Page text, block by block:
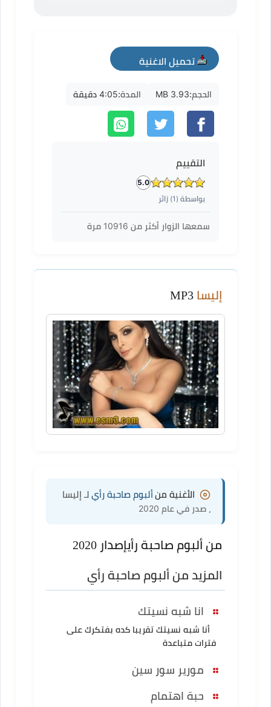
تحميل الاغنية
mp3
الحجم:3.93 MB المدة:4:05 دقيقة
التقييم
5.0
بواسطة ( 1) زائر
سمعها الزوار أكثر من 10916 مرة
إليسا
الأغنية منألبوم صاحبة رأي لـ إليسا
، صدر في عام 2020
من ألبوم صاحبة رأيإصدار 2020
المزيد من ألبوم صاحبة رأي
انا شبه نسيتك
أنا شبه نسيتك تقريبا كده بفتكرك على
فترات متباعدة
مورير سور سين
حبة اهتمام